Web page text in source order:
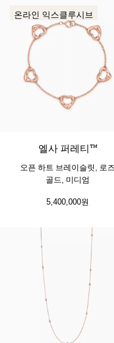
온라인 익스클루시브
엘사 퍼레티™
오픈 하트 브레이슬릿, 로즈
골드, 미디엄
5,400,000원